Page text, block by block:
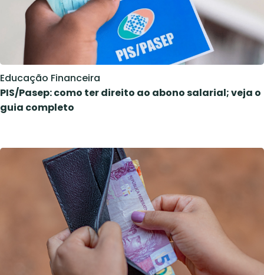
Educação Financeira
PIS/Pasep: como ter direito ao abono salarial; veja o
guia completo